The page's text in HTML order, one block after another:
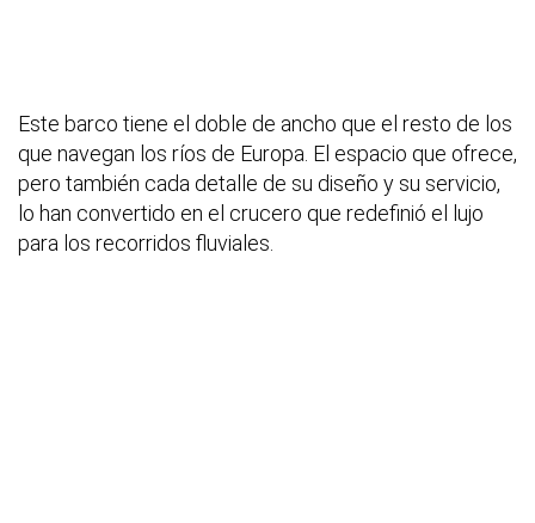
Este barco tiene el doble de ancho que el resto de los
que navegan los ríos de Europa. El espacio que ofrece,
pero también cada detalle de su diseño y su servicio,
lo han convertido en el crucero que redefinió el lujo
para los recorridos fluviales.